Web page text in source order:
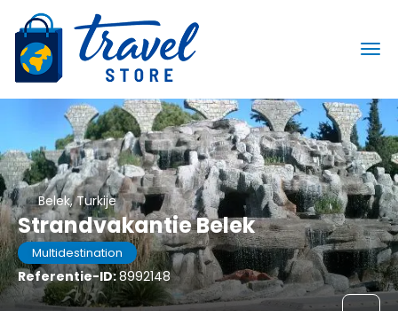
Belek, Turkije
Strandvakantie Belek
Multidestination
Referentie-ID:8992148